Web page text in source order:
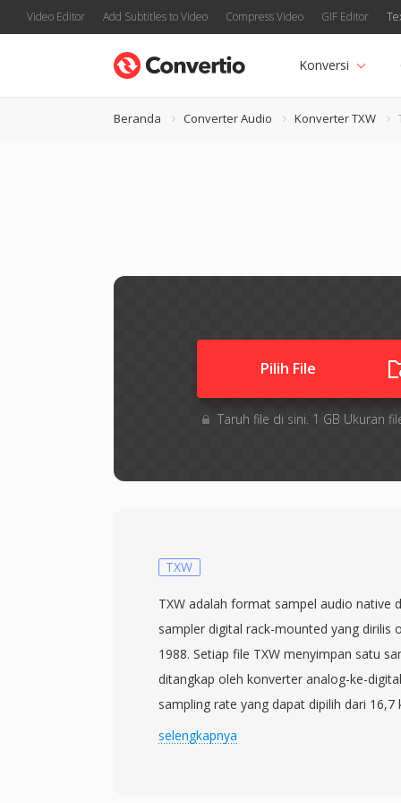
Video Editor Add Subtitles to Video Compress Video GIF Editor
Konversi
Beranda Converter Audio Konverter TXW
Pilih File
Taruh file di sini. 1 GB Ukuran
TXW
TXW adalah format sampel audio native
sampler digital rack-mounted yang dirilis
1988. Setiap file TXW menyimpan satu
ditangkap oleh konverter analog-ke-
sampling rate yang dapat dipilih dari 16,7
kHz dalam mono. Format ini dirancang
selengkapnya